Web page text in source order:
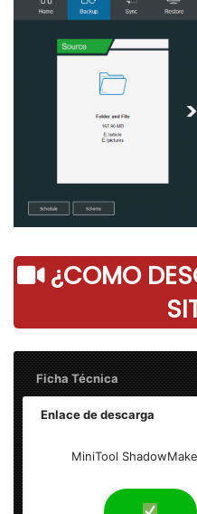
¿COMO
Ficha Técnica
Enlace de descarga
MiniTool